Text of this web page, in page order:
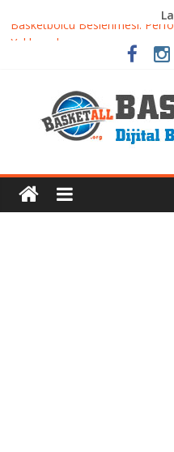
Basketbolcu Beslenmesi:
Basketbolda Şut Antrenmanı
Dünyanın En İyi Basketbol
Etkili Basketbol Antrenmanı